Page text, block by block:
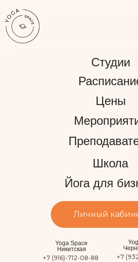
Yoga Space
Никитская
+7 (916)-712-08-88
Студии
Цены
Йога для
Школа
Личный
+7